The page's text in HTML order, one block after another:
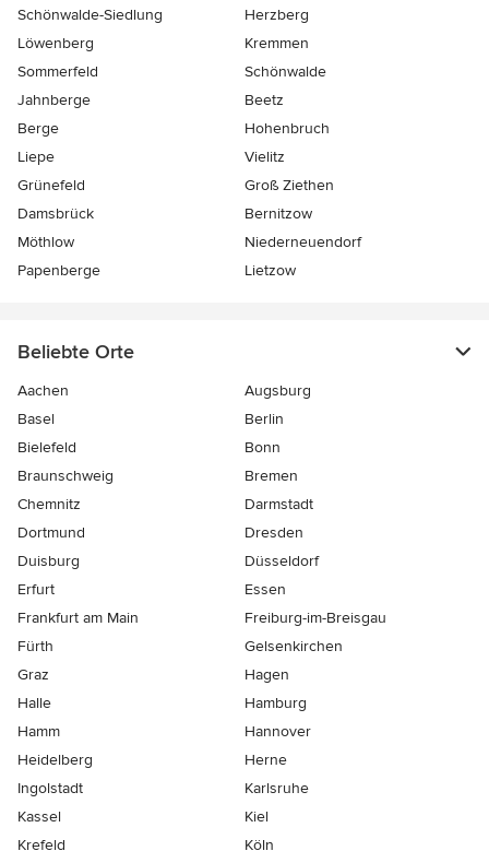
Schönwalde-Siedlung
Herzberg
Löwenberg
Kremmen
Sommerfeld
Schönwalde
Jahnberge
Beetz
Berge
Hohenbruch
Liepe
Vielitz
Grünefeld
Groß Ziethen
Damsbrück
Bernitzow
Möthlow
Niederneuendorf
Papenberge
Lietzow
Beliebte Orte
Aachen
Augsburg
Basel
Berlin
Bielefeld
Bonn
Braunschweig
Bremen
Chemnitz
Darmstadt
Dortmund
Dresden
Duisburg
Düsseldorf
Erfurt
Essen
Frankfurt am Main
Freiburg-im-Breisgau
Fürth
Gelsenkirchen
Graz
Hagen
Halle
Hamburg
Hamm
Hannover
Heidelberg
Herne
Ingolstadt
Karlsruhe
Kassel
Kiel
Krefeld
Köln